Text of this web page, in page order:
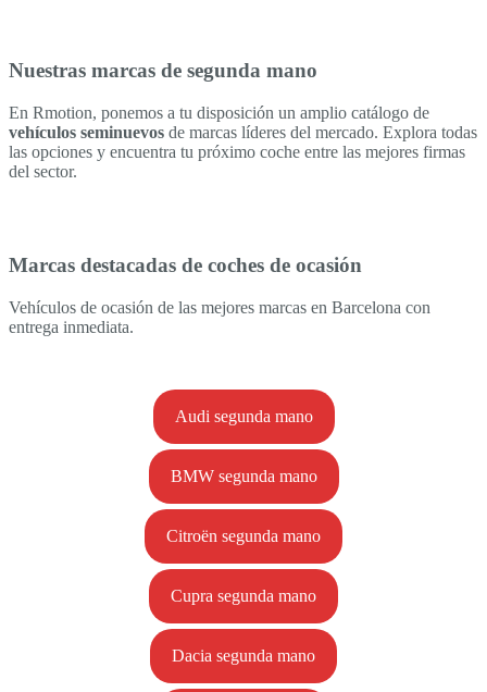
Nuestras marcas de segunda mano
En Rmotion, ponemos a tu disposición un amplio catálogo de
vehículos seminuevos de marcas líderes del mercado. Explora todas
las opciones y encuentra tu próximo coche entre las mejores firmas
del sector.
Marcas destacadas de coches de ocasión
Vehículos de ocasión de las mejores marcas en Barcelona con
entrega inmediata.
Audi segunda mano
BMW segunda mano
Citroën segunda mano
Cupra segunda mano
Dacia segunda mano